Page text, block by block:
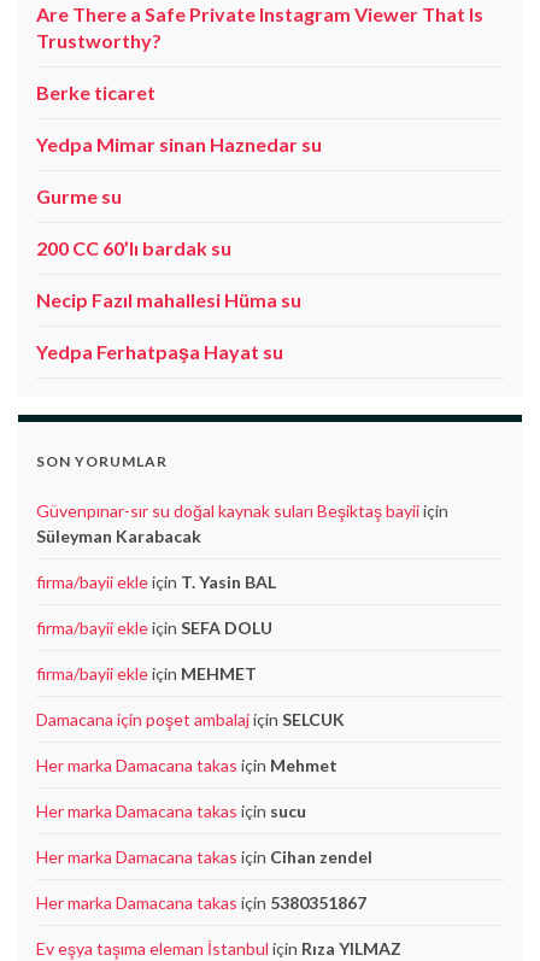
Are There a Safe Private Instagram Viewer That Is
Trustworthy?
Berke ticaret
Yedpa Mimar sinan Haznedar su
Gurme su
200 CC 60’lı bardak su
Necip Fazıl mahallesi Hüma su
Yedpa Ferhatpaşa Hayat su
SON YORUMLAR
Güvenpınar-sır su doğal kaynak suları Beşiktaş bayiiiçin
Süleyman Karabacak
firma/bayii ekleiçin T. Yasin BAL
firma/bayii ekleiçin SEFA DOLU
firma/bayii ekleiçin MEHMET
Damacana için poşet ambalajiçin SELCUK
Her marka Damacana takas için Mehmet
Her marka Damacana takas için sucu
Her marka Damacana takas için Cihan zendel
Her marka Damacana takas için 5380351867
Ev eşya taşıma eleman İstanbul için Rıza YILMAZ